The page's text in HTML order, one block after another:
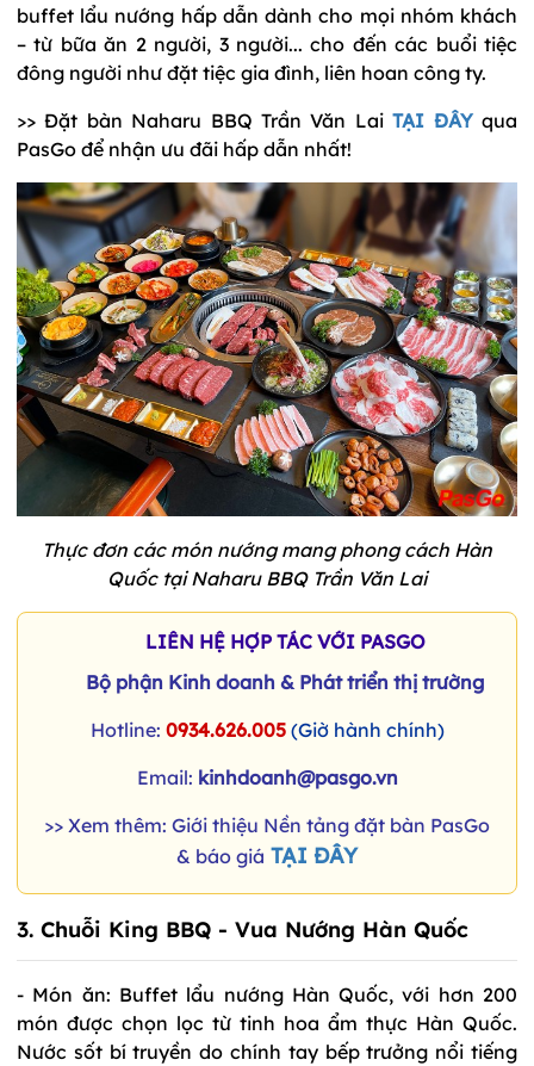
buffet lẩu nướng hấp dẫn dành cho mọi nhóm khách
– từ bữa ăn 2 người, 3 người... cho đến các buổi tiệc
đông người như đặt tiệc gia đình, liên hoan công ty.
>> Đặt bàn Naharu BBQ Trần Văn LaiTẠI ĐÂYqua
PasGo để nhận ưu đãi hấp dẫn nhất!
Thực đơn các món nướng mang phong cách Hàn
Quốc tại Naharu BBQ Trần Văn Lai
LIÊN HỆ HỢP TÁC VỚI PASGO
Bộ phận Kinh doanh & Phát triển thị trường
Hotline: 0934.626.005 (Giờ hành chính)
Email: kinhdoanh@pasgo.vn
>> Xem thêm: Giới thiệu Nền tảng đặt bàn PasGo
& báo giá TẠI ĐÂY
3. Chuỗi King BBQ - Vua Nướng Hàn Quốc
- Món ăn: Buffet lẩu nướng Hàn Quốc, với hơn 200
món được chọn lọc từ tinh hoa ẩm thực Hàn Quốc.
Nước sốt bí truyền do chính tay bếp trưởng nổi tiếng